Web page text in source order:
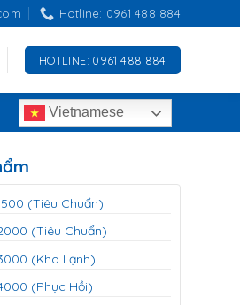
Hotline: 0961 488 884
HOTLINE: 0961 488 884
Vietnamese
(Tiêu Chuẩn)
(Tiêu Chuẩn)
(Kho Lạnh)
(Phục Hồi)